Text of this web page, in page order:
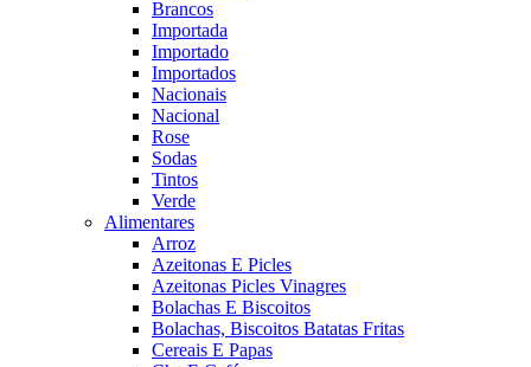
Brancos
Importada
Importado
Importados
Nacionais
Nacional
Rose
Sodas
Tintos
Verde
Alimentares
Arroz
Azeitonas E Picles
Azeitonas Picles Vinagres
Bolachas E Biscoitos
Bolachas, Biscoitos Batatas Fritas
Cereais E Papas